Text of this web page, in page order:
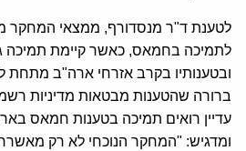
לטענת ד"ר מנסדורף, ממצאי המחקר
לתמיכה בחמאס, כאשר קיימת תמיכה
ברורה שהטענות מבטאות מדיניות
עדיין רואים תמיכה בטענות חמאס
ומדגיש: "המחקר הנוכחי לא רק